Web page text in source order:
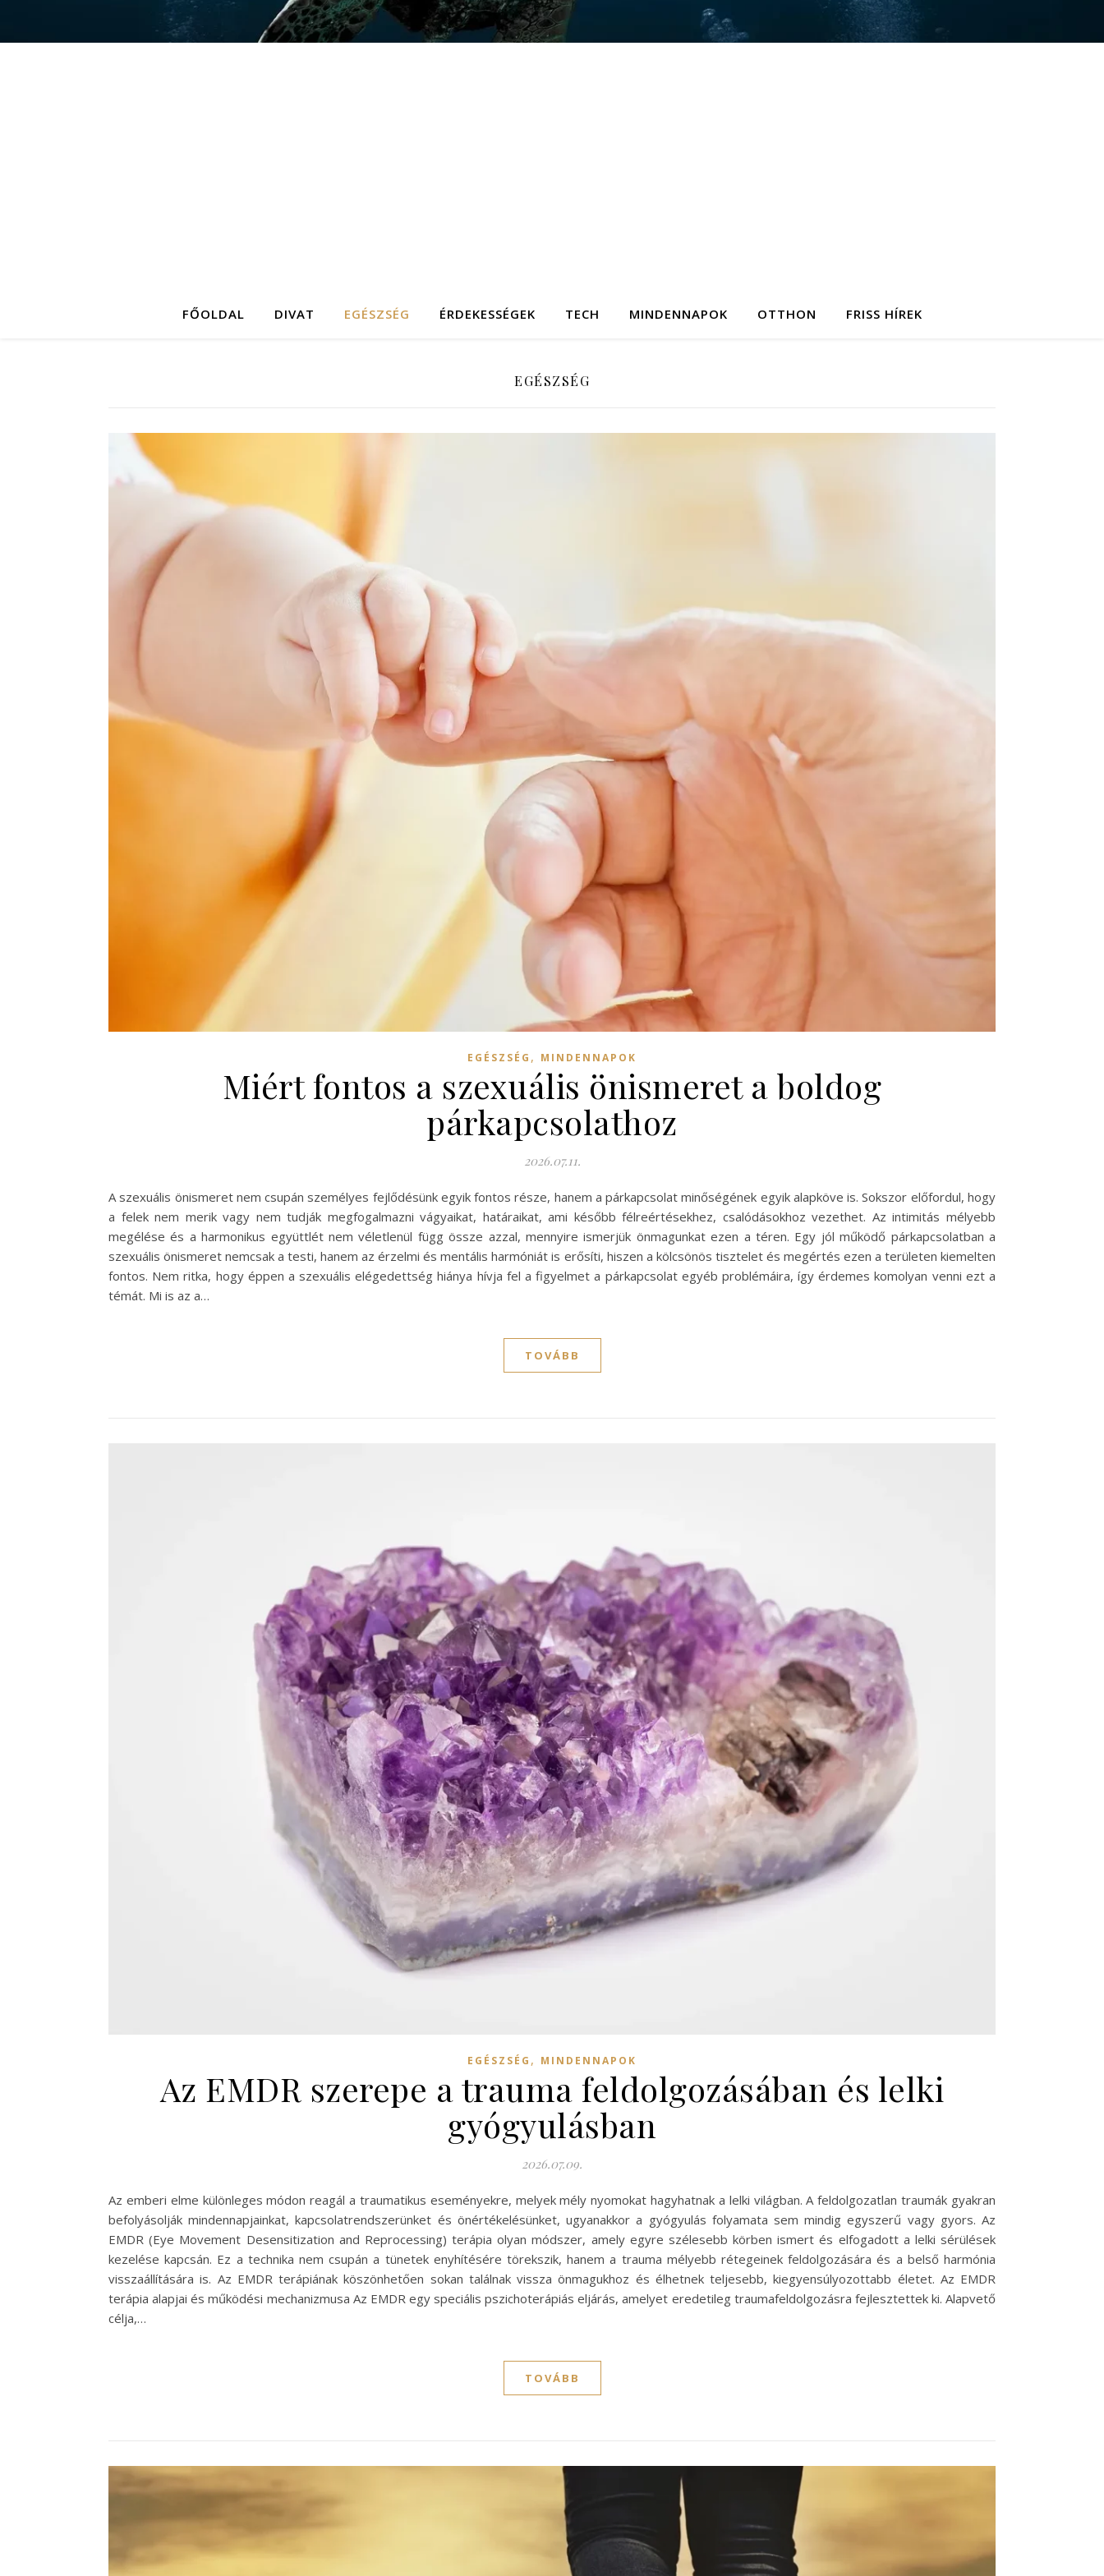
FŐOLDAL DIVAT EGÉSZSÉG ÉRDEKESSÉGEK TECH MINDENNAPOK OTTHON FRISS HÍREK
EGÉSZSÉG
EGÉSZSÉG , MINDENNAPOK
Miért fontos a szexuális önismeret a boldog
párkapcsolathoz
2026.07.11.
A szexuális önismeret nem csupán személyes fejlődésünk egyik fontos része, hanem a párkapcsolat minőségének egyik alapköve is. Sokszor előfordul, hogy
a felek nem merik vagy nem tudják megfogalmazni vágyaikat, határaikat, ami később félreértésekhez, csalódásokhoz vezethet. Az intimitás mélyebb
megélése és a harmonikus együttlét nem véletlenül függ össze azzal, mennyire ismerjük önmagunkat ezen a téren. Egy jól működő párkapcsolatban a
szexuális önismeret nemcsak a testi, hanem az érzelmi és mentális harmóniát is erősíti, hiszen a kölcsönös tisztelet és megértés ezen a területen kiemelten
fontos. Nem ritka, hogy éppen a szexuális elégedettség hiánya hívja fel a figyelmet a párkapcsolat egyéb problémáira, így érdemes komolyan venni ezt a
témát. Mi is az a…
TOVÁBB
EGÉSZSÉG , MINDENNAPOK
Az EMDR szerepe a trauma feldolgozásában és lelki
gyógyulásban
2026.07.09.
Az emberi elme különleges módon reagál a traumatikus eseményekre, melyek mély nyomokat hagyhatnak a lelki világban. A feldolgozatlan traumák gyakran
befolyásolják mindennapjainkat, kapcsolatrendszerünket és önértékelésünket, ugyanakkor a gyógyulás folyamata sem mindig egyszerű vagy gyors. Az
EMDR (Eye Movement Desensitization and Reprocessing) terápia olyan módszer, amely egyre szélesebb körben ismert és elfogadott a lelki sérülések
kezelése kapcsán. Ez a technika nem csupán a tünetek enyhítésére törekszik, hanem a trauma mélyebb rétegeinek feldolgozására és a belső harmónia
visszaállítására is. Az EMDR terápiának köszönhetően sokan találnak vissza önmagukhoz és élhetnek teljesebb, kiegyensúlyozottabb életet. Az EMDR
terápia alapjai és működési mechanizmusa Az EMDR egy speciális pszichoterápiás eljárás, amelyet eredetileg traumafeldolgozásra fejlesztettek ki. Alapvető
célja,…
TOVÁBB